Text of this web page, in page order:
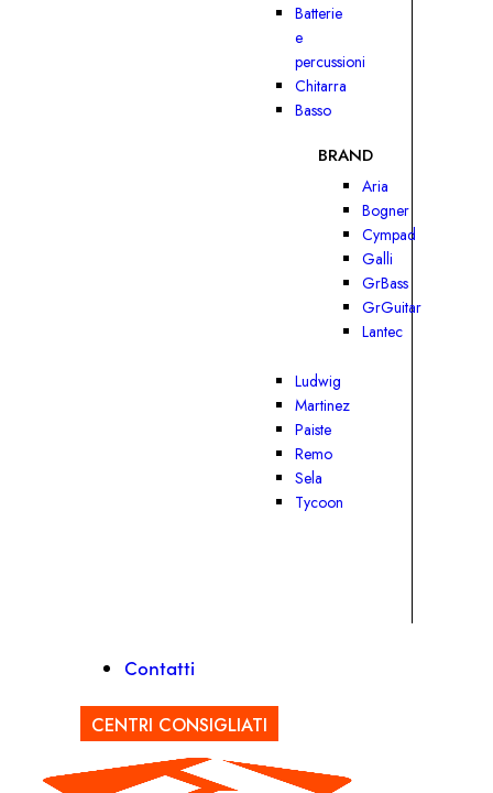
Batterie
e
percussioni
Chitarra
Basso
BRAND
Aria
Bogner
Cympad
Galli
GrBass
GrGuitar
Lantec
Ludwig
Martinez
Paiste
Remo
Sela
Tycoon
Contatti
CENTRI CONSIGLIATI